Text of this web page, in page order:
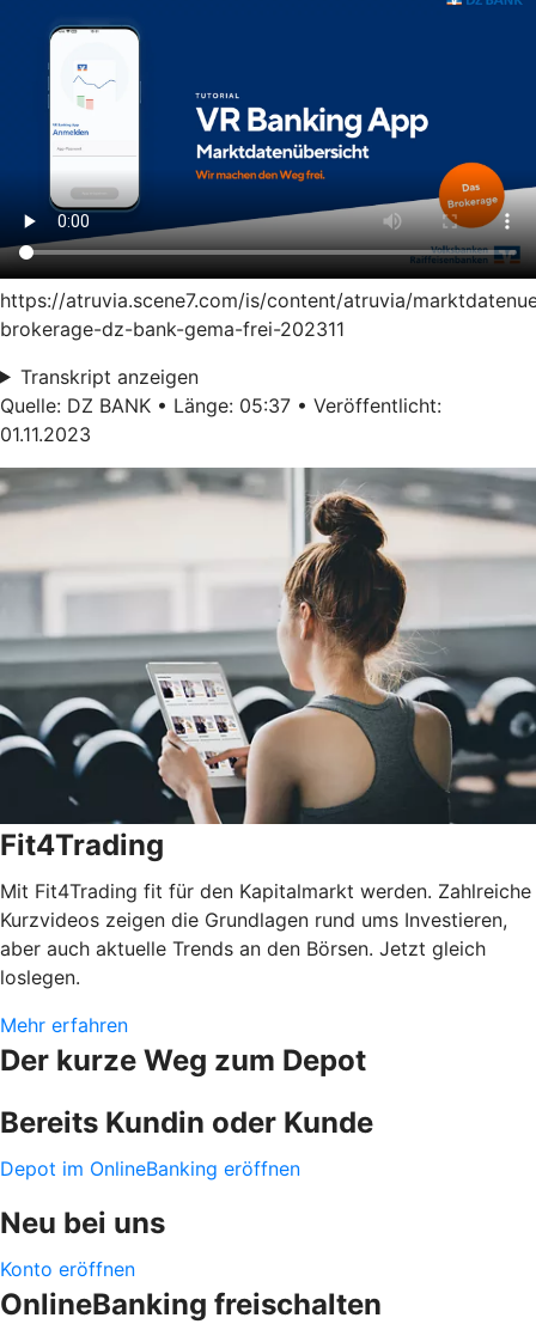
https://atruvia.scene7.com/is/content/atruvia/
brokerage-dz-bank-gema-frei-202311
Transkript anzeigen
Quelle: DZ BANK • Länge: 05:37 • Veröffentlicht:
01.11.2023
Fit4Trading
Mit Fit4Trading fit für den Kapitalmarkt werden. Zahlreiche
Kurzvideos zeigen die Grundlagen rund ums Investieren,
aber auch aktuelle Trends an den Börsen. Jetzt gleich
loslegen.
Mehr erfahren
Der kurze Weg zum Depot
Bereits Kundin oder Kunde
Depot im OnlineBanking eröffnen
Neu bei uns
Konto eröffnen
OnlineBanking freischalten